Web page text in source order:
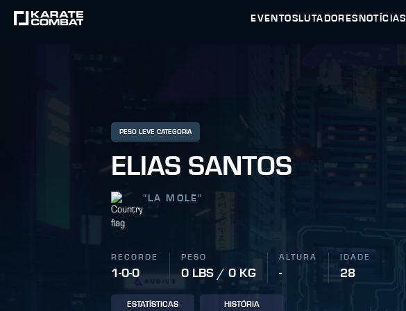
EVENTOS LUTADORES NOTÍCIAS
PESO LEVE CATEGORIA
ELIAS SANTOS
" LA MOLE"
RECORDE
1-0-0
PESO
0 LBS / 0 KG
ALTURA
-
IDADE
28
ESTATÍSTICAS HISTÓRIA